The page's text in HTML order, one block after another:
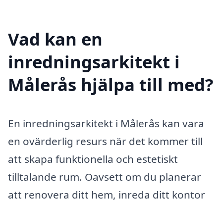
Vad kan en
inredningsarkitekt i
Målerås hjälpa till med?
En inredningsarkitekt i Målerås kan vara
en ovärderlig resurs när det kommer till
att skapa funktionella och estetiskt
tilltalande rum. Oavsett om du planerar
att renovera ditt hem, inreda ditt kontor